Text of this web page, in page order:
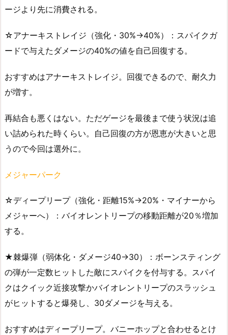
ージより先に消費される。
☆アナーキストレイジ（強化・30%→40%）：スパイクガ
ードで与えたダメージの40%の値を自己回復する。
おすすめはアナーキストレイジ。回復できるので、耐久力
が増す。
再結合も悪くはない。ただゲージを最後まで使う状況は追
い詰められた時くらい。自己回復の方が恩恵が大きいと思
うので今回は選外に。
メジャーパーク
☆ディープリープ（強化・距離15%→20%・マイナーから
メジャーへ）：バイオレントリープの移動距離が20％増加
する。
★棘爆弾（弱体化・ダメージ40→30）：ボーンスティング
の弾が一定数ヒットした敵にスパイクを付与する。スパイ
クはクイック近接攻撃かバイオレントリープのスラッシュ
がヒットすると爆発し、30ダメージを与える。
おすすめはディープリープ。バニーホップと合わせるとけ